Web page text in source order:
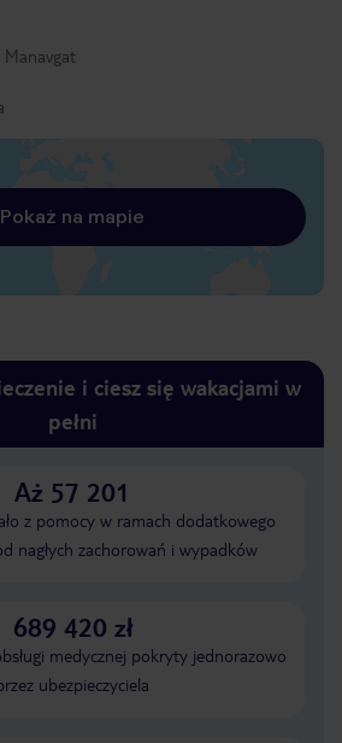
Pokaż na mapie
i ciesz się wakacjami w
pełni
Aż 57 201
z pomocy w ramach dodatkowego
nagłych zachorowań i wypadków
689 420 zł
medycznej pokryty jednorazowo
ubezpieczyciela